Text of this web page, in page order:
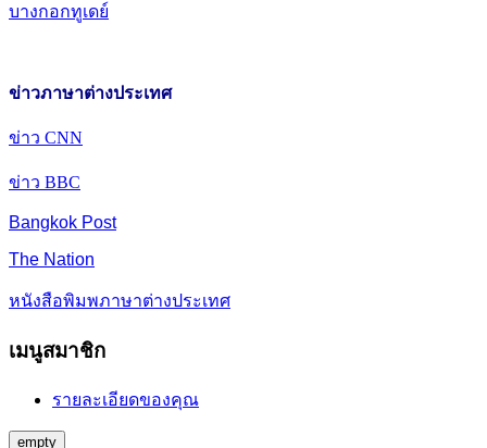
บางกอกทูเดย์
ข่าวภาษาต่างประเทศ
ข่าว CNN
ข่าว BBC
Bangkok Post
The Nation
หนังสือพิมพภาษาต่างประเทศ
เมนูสมาชิก
รายละเอียดของคุณ
empty